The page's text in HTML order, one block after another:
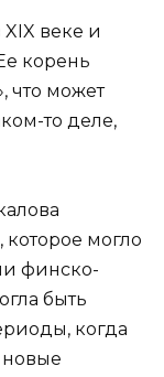
веке и
корень
что может
то деле,
которое могло
финско-
быть
когда
новые